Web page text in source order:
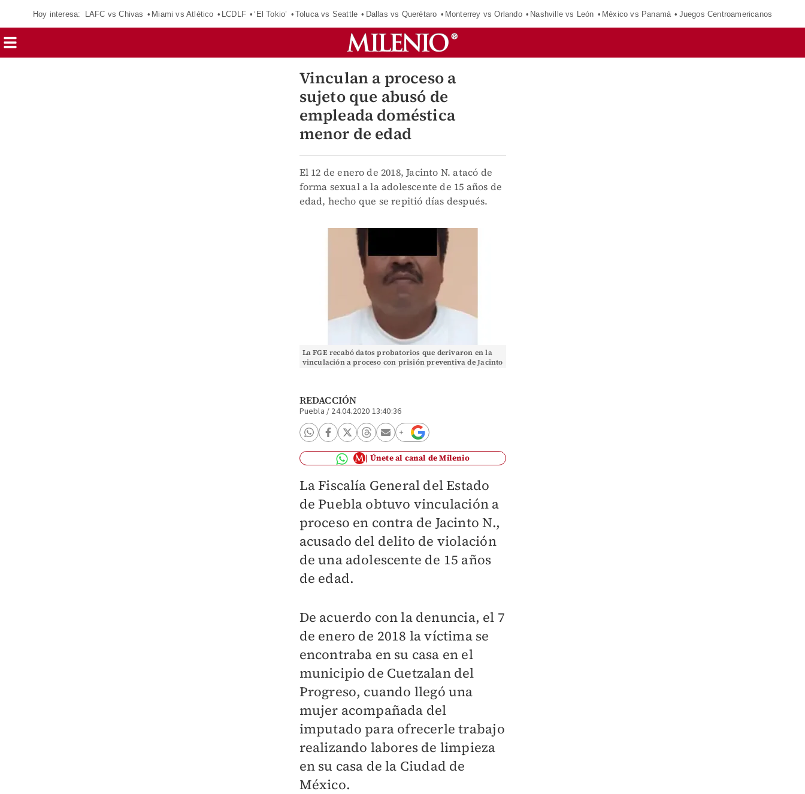
Hoy interesa: LAFC vs Chivas Miami vs Atlético LCDLF ‘El Tokio’ Toluca vs Seattle Dallas vs Querétaro Monterrey vs Orlando Nashville vs León México vs Panamá Juegos Centroamericanos
Vinculan a proceso a
sujeto que abusó de
empleada doméstica
menor de edad
El 12 de enero de 2018, Jacinto N. atacó de
forma sexual a la adolescente de 15 años de
edad, hecho que se repitió días después.
La FGE recabó datos probatorios que derivaron en la
vinculación a proceso con prisión preventiva de Jacinto
REDACCIÓN
Puebla / 24.04.2020 13:40:36
Únete al canal de Milenio
La Fiscalía General del Estado
de Puebla obtuvo vinculación a
proceso en contra de Jacinto N.,
acusado del delito de violación
de una adolescente de 15 años
de edad.
De acuerdo con la denuncia, el 7
de enero de 2018 la víctima se
encontraba en su casa en el
municipio de Cuetzalan del
Progreso, cuando llegó una
mujer acompañada del
imputado para ofrecerle trabajo
realizando labores de limpieza
en su casa de la Ciudad de
México.